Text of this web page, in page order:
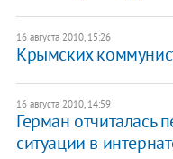
16 августа 2010, 15:26
Крымских
16 августа 2010, 14:59
Герман отчиталась
ситуации в